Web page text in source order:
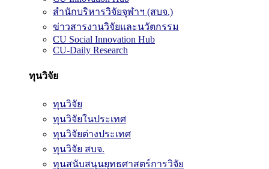
สำนักบริหารวิจัยจุฬาฯ (สบจ.)
ข่าวสารงานวิจัยและนวัตกรรม
CU Social Innovation Hub
CU-Daily Research
ทุนวิจัย
ทุนวิจัย
ทุนวิจัยในประเทศ
ทุนวิจัยต่างประเทศ
ทุนวิจัย สบจ.
ทุนสนับสนุนยุทธศาสตร์การวิจัย